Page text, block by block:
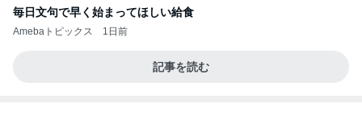
毎日文句で早く始まってほしい給食
Amebaトピックス 1日前
記事を読む